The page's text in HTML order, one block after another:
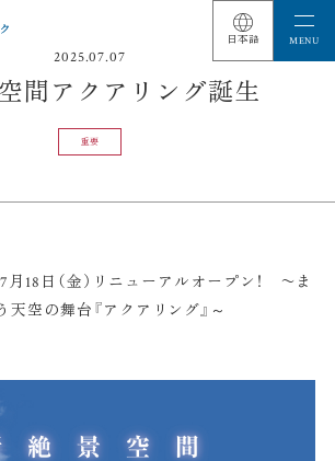
2025.07.07
間アクアリング誕生
重要
月18日（金）リニューアルオープン！ 〜ま
空の舞台『アクアリング』～